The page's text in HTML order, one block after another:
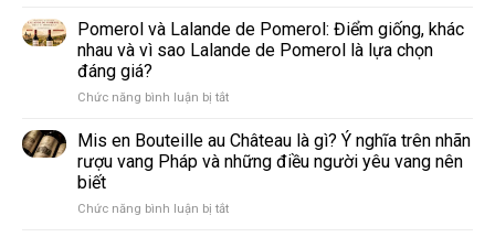
vang
phổ
thế
Và
Sparkling
Wine
Nhau
Thế
Nào?
So
Pomerol và Lalande de Pomerol: Điểm giống, khác
nhau và vì sao Lalande de Pomerol là lựa chọn
đáng giá?
Chức năng bình luận bị tắtở
và
Lalande
de
Điểm
Mis en Bouteille au Château là gì? Ý nghĩa trên nhãn
rượu vang Pháp và những điều người yêu vang nên
biết
Chức năng bình luận bị tắtở